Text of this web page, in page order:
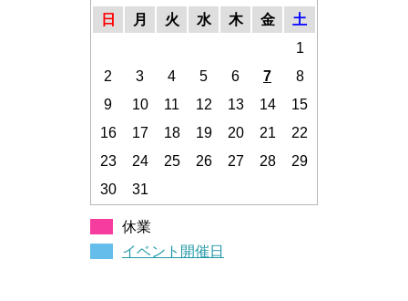
日
月 火 水 木 金
土
1
2
3 4 5 6 7
8
9
10 11 12 13 14
15
16
17 18 19 20 21
22
23
24 25 26 27 28
29
30
31
休業
イベント開催日